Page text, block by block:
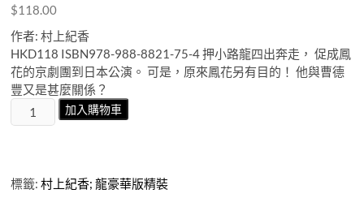
$118.00
作者: 村上紀香
HKD118 ISBN978-988-8821-75-4 押小路龍四出奔走， 促成鳳
花的京劇團到日本公演。 可是，原來鳳花另有目的！ 他與曹德
豐又是甚麼關係？
豪
精
加入購物車
標籤:村上紀香; 龍豪華版精裝